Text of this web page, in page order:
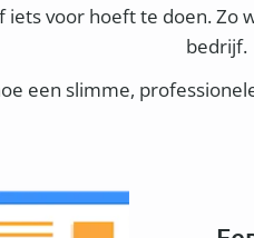
iets voor hoeft te doen.
bedrijf.
een slimme,